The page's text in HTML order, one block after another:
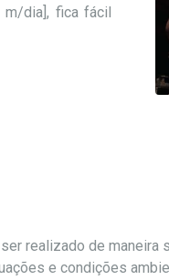
dia], fica fácil
realizado de
e condições